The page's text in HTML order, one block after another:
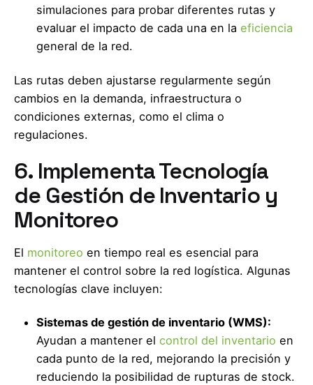
simulaciones para probar diferentes rutas y
evaluar el impacto de cada una en la eficiencia
general de la red.
Las rutas deben ajustarse regularmente según
cambios en la demanda, infraestructura o
condiciones externas, como el clima o
regulaciones.
6. Implementa Tecnología
de Gestión de Inventario y
Monitoreo
El monitoreo en tiempo real es esencial para
mantener el control sobre la red logística. Algunas
tecnologías clave incluyen:
Sistemas de gestión de inventario (WMS):
Ayudan a mantener el control del inventario en
cada punto de la red, mejorando la precisión y
reduciendo la posibilidad de rupturas de stock.